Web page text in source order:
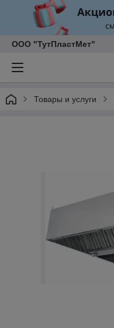
ООО "ТутПластМет"
Товары и услуги